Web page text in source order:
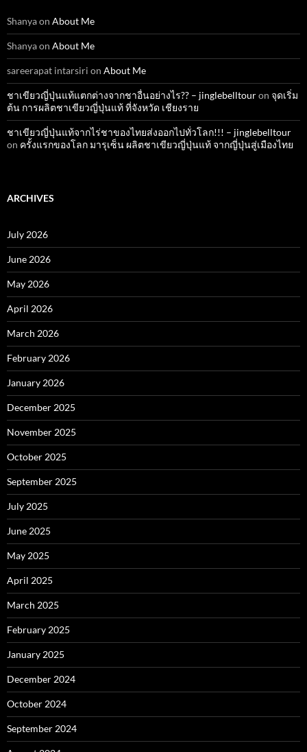
Shanyaon About Me
Shanyaon About Me
sareerapat intarsiri on About Me
ชาเขียวญี่ปุ่นแท้แตกต่างจากชาอื่นอย่างไร?? – jinglebelltouron จุดเริ่ม
ต้น การผลิตชาเขียวญี่ปุ่นแท้ ที่จังหวัด เชียงราย
ชาเขียวญี่ปุ่นแท้จากไร่ชาของไทยส่งออกไปทั่วโลก!!! – jinglebelltour
on ครั้งแรกของโลก มารุเซ็น ผลิตชาเขียวญี่ปุ่นแท้ จากญี่ปุ่นสู่เมืองไทย
ARCHIVES
July 2026
June 2026
May 2026
April 2026
March 2026
February 2026
January 2026
December 2025
November 2025
October 2025
September 2025
July 2025
June 2025
May 2025
April 2025
March 2025
February 2025
January 2025
December 2024
October 2024
September 2024